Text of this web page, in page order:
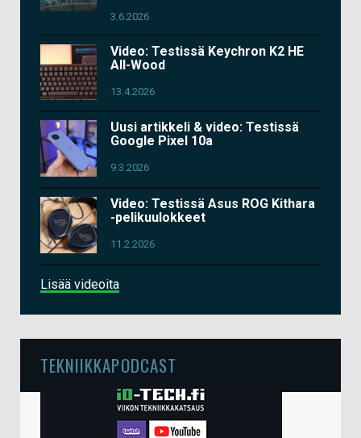
3.6.2026
Video: Testissä Keychron K2 HE
All-Wood
13.4.2026
Uusi artikkeli & video: Testissä
Google Pixel 10a
9.3.2026
Video: Testissä Asus ROG Kithara
-pelikuulokkeet
11.2.2026
Lisää videoita
TEKNIIKKAPODCAST